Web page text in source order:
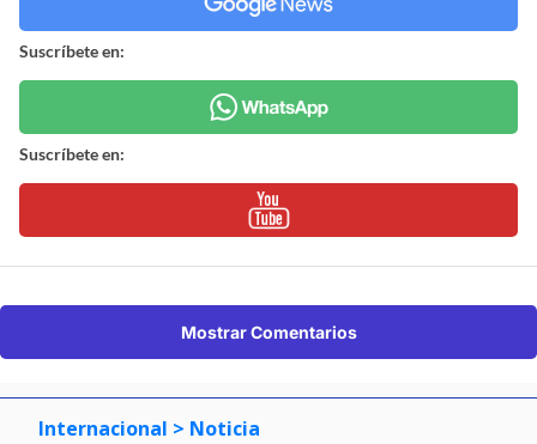
Suscríbete en:
Suscríbete en:
Mostrar Comentarios
Internacional > Noticia